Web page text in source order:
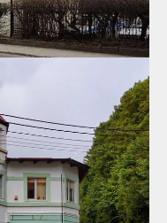
11
находится
пр., 31
быть самым красивым!".
Кунке (Kuhnke) в конце
бизнес в центре